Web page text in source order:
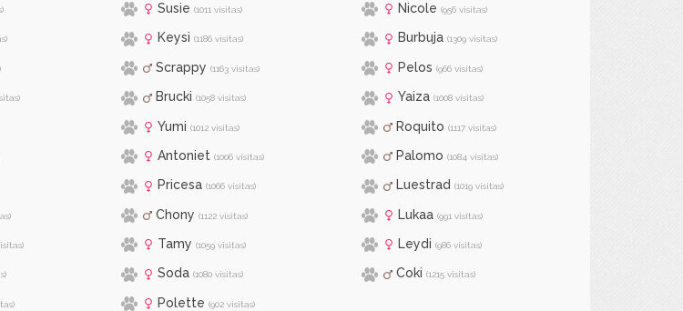
Susie (1011 visitas) Nicole (956 visitas)
Keysi (1186 visitas) Burbuja (1309 visitas)
Scrappy (1163 visitas) Pelos (966 visitas)
Brucki (1058 visitas) Yaiza (1008 visitas)
Yumi (1012 visitas) Roquito (1117 visitas)
Antoniet (1006 visitas) Palomo (1084 visitas)
Pricesa (1066 visitas) Luestrad (1019 visitas)
Chony (1122 visitas) Lukaa (991 visitas)
Tamy (1059 visitas) Leydi (986 visitas)
Soda (1080 visitas) Coki (1215 visitas)
Polette (902 visitas)